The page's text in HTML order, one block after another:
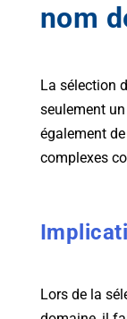
nom
La sélection
seulement
également
complexes
Lors de la